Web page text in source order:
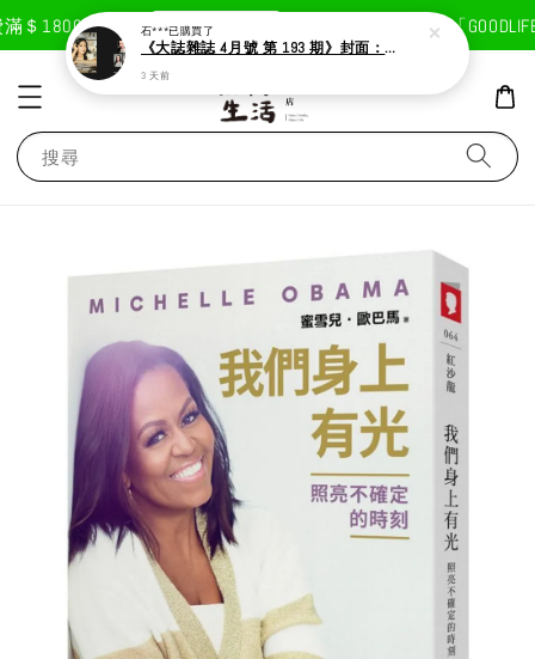
1800免運費 現在去購物！ 首次註冊輸入折扣碼「GOODLIFE
搜尋
石***已購買了
《大誌雜誌 4月號 第 193 期》封面：Solar 頌樂
3 天前